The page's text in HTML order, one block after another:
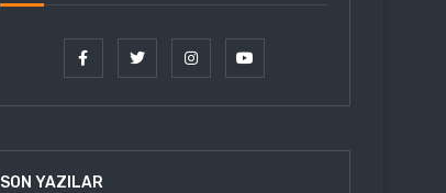
SON YAZILAR